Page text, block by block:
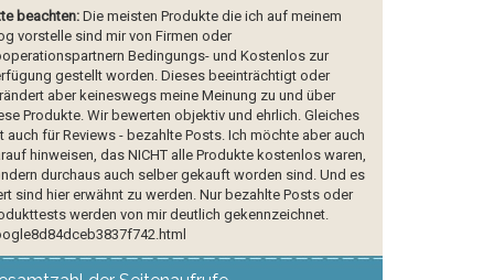
beachten:Die meisten Produkte die ich auf meinem
vorstelle sind mir von Firmen oder
Bedingungs- und Kostenlos zur
gestellt worden. Dieses beeinträchtigt oder
aber keineswegs meine Meinung zu und über
Produkte. Wir bewerten objektiv und ehrlich. Gleiches
auch für Reviews - bezahlte Posts. Ich möchte aber auch
hinweisen, das NICHT alle Produkte kostenlos waren,
durchaus auch selber gekauft worden sind. Und es
sind hier erwähnt zu werden. Nur bezahlte Posts oder
werden von mir deutlich gekennzeichnet.